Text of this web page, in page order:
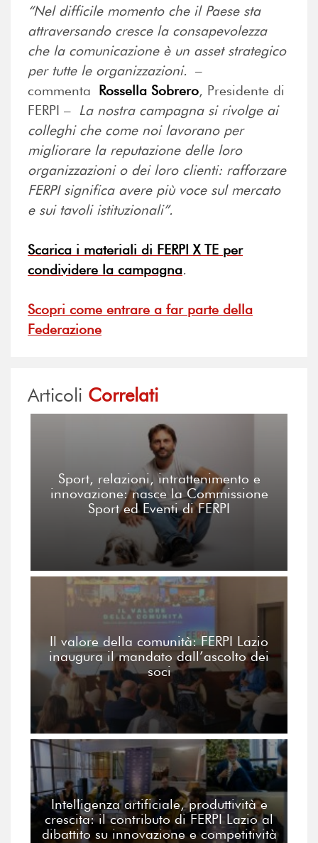
“Nel difficile momento che il Paese sta
attraversando cresce la consapevolezza
che la comunicazione è un asset strategico
per tutte le organizzazioni. –
commenta Rossella Sobrero, Presidente di
FERPI – La nostra campagna si rivolge ai
colleghi che come noi lavorano per
migliorare la reputazione delle loro
organizzazioni o dei loro clienti: rafforzare
FERPI significa avere più voce sul mercato
e sui tavoli istituzionali”.
Scarica i materiali di FERPI X TE per
condividere la campagna.
Scopri come entrare a far parte della
Federazione
Articoli Correlati
Sport, relazioni, intrattenimento e
innovazione: nasce la Commissione
Sport ed Eventi di FERPI
Il valore della comunità: FERPI Lazio
inaugura il mandato dall’ascolto dei
soci
Intelligenza artificiale, produttività e
crescita: il contributo di FERPI Lazio al
dibattito su innovazione e competitività